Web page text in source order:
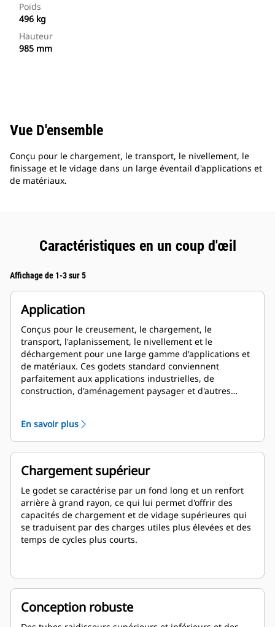
Poids
496 kg
Hauteur
985 mm
Vue D'ensemble
Conçu pour le chargement, le transport, le nivellement, le
finissage et le vidage dans un large éventail d'applications et
de matériaux.
Caractéristiques en un coup d'œil
Affichage de 1-3 sur 5
Application
Conçus pour le creusement, le chargement, le
transport, l'aplanissement, le nivellement et le
déchargement pour une large gamme d'applications et
de matériaux. Ces godets standard conviennent
parfaitement aux applications industrielles, de
construction, d'aménagement paysager et d'autres
En savoir plus
Chargement supérieur
Le godet se caractérise par un fond long et un renfort
arrière à grand rayon, ce qui lui permet d'offrir des
capacités de chargement et de vidage supérieures qui
se traduisent par des charges utiles plus élevées et des
temps de cycles plus courts.
Conception robuste